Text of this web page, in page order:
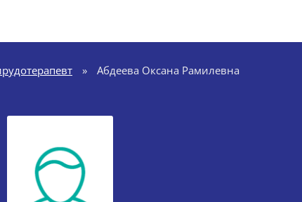
» Абдеева Оксана Рамилевна